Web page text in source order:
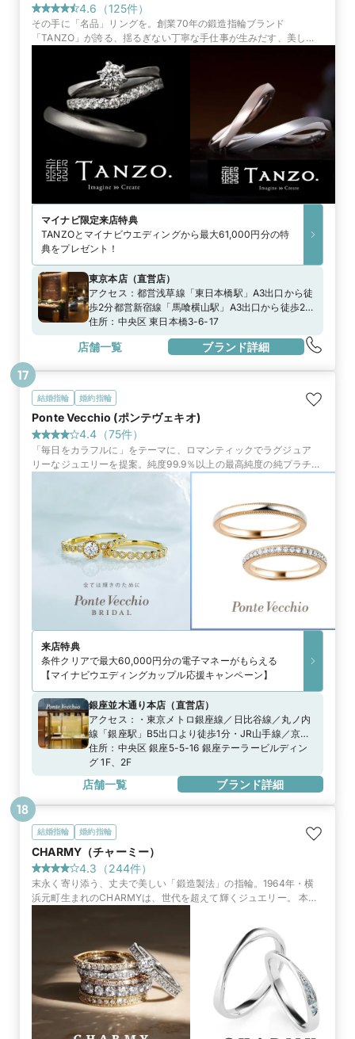
4.6 （125件）
その手に「名品」リングを。創業70年の鍛造指輪ブランド
「TANZO」が誇る、揺るぎない丁寧な手仕事が生みだす、美しく
マイナビ限定来店特典
TANZOとマイナビウエディングから最大61,000円分の特
典をプレゼント！
東京本店（直営店）
アクセス： 都営浅草線「東日本橋駅」A3出口から徒
歩2分都営新宿線「馬喰横山駅」A3出口から徒歩2分
東京メトロ日比谷線「人形町駅」A4出口から徒歩７
分JR総武快速線「馬喰町駅」西口改札から徒歩7分
住所： 中央区 東日本橋3-6-17
店舗一覧 ブランド詳細
結婚指輪 婚約指輪
Ponte Vecchio (ポンテヴェキオ)
4.4 （75件）
「毎日をカラフルに」をテーマに、ロマンティックでラグジュア
リーなジュエリーを提案。純度99.9％以上の最高純度の純プラチナ
来店特典
条件クリアで最大60,000円分の電子マネーがもらえる
【マイナビウエディングカップル応援キャンペーン】
銀座並木通り本店 （直営店）
アクセス：
・東京メトロ銀座線／日比谷線／丸ノ内
線「銀座駅」B5出口より徒歩1分・JR山手線／京浜
東北線「有楽町駅」中央口、銀座口より徒歩5分
住所： 中央区 銀座5-5-16 銀座テーラービルディン
グ 1F、2F
店舗一覧 ブランド詳細
17
結婚指輪 婚約指輪
CHARMY（チャーミー）
4.3 （244件）
末永く寄り添う、丈夫で美しい「鍛造製法」の指輪。1964年・横
浜元町生まれのCHARMYは、世代を超えて輝くジュエリー。 本店
18